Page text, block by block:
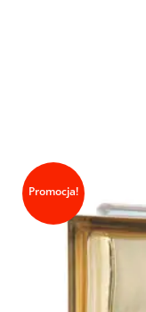
Promocja!